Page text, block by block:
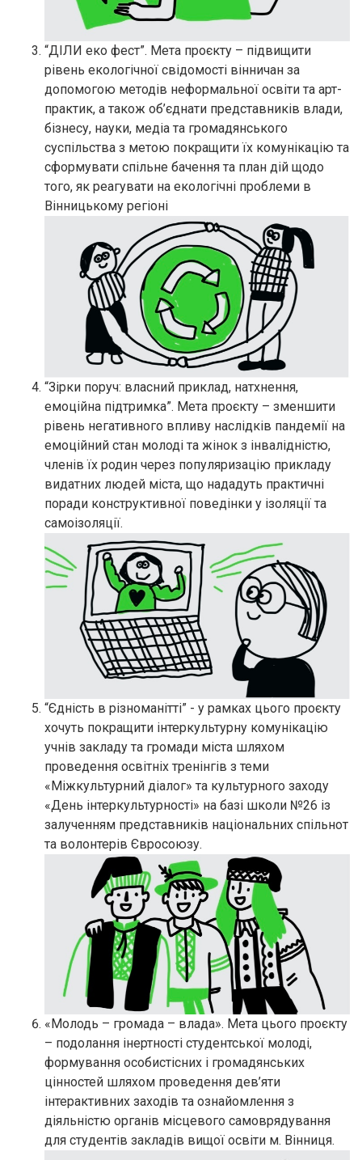
“ДІЛИ еко фест”. Мета проєкту – підвищити
рівень екологічної свідомості вінничан за
допомогою методів неформальної освіти та арт-
практик, а також об’єднати представників влади,
бізнесу, науки, медіа та громадянського
суспільства з метою покращити їх комунікацію та
сформувати спільне бачення та план дій щодо
того, як реагувати на екологічні проблеми в
Вінницькому регіоні
“Зірки поруч: власний приклад, натхнення,
емоційна підтримка”. Мета проєкту – зменшити
рівень негативного впливу наслідків пандемії на
емоційний стан молоді та жінок з інвалідністю,
членів їх родин через популяризацію прикладу
видатних людей міста, що нададуть практичні
поради конструктивної поведінки у ізоляції та
самоізоляції.
“Єдність в різноманітті” - у рамках цього проєкту
хочуть покращити інтеркультурну комунікацію
учнів закладу та громади міста шляхом
проведення освітніх тренінгів з теми
«Міжкультурний діалог» та культурного заходу
«День інтеркультурності» на базі школи №26 із
залученням представників національних спільнот
та волонтерів Євросоюзу.
«Молодь – громада – влада». Мета цього проєкту
– подолання інертності студентської молоді,
формування особистісних і громадянських
цінностей шляхом проведення дев’яти
інтерактивних заходів та ознайомлення з
діяльністю органів місцевого самоврядування
для студентів закладів вищої освіти м. Вінниця.